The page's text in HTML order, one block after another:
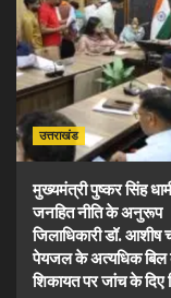
उत्तराखंड
मुख्यमंत्री पुष्कर सिंह
जनहित नीति के अनुरूप
जिलाधिकारी डॉ. आशीष
पेयजल के अत्यधिक बिल
शिकायत पर जांच के दिए